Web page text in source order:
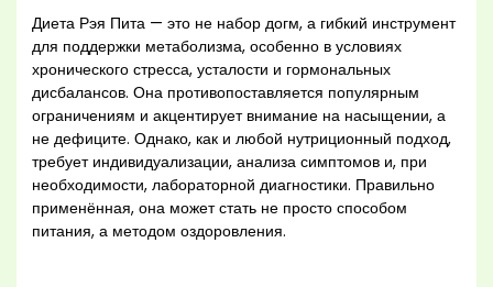
Диета Рэя Пита — это не набор догм, а гибкий инструмент
для поддержки метаболизма, особенно в условиях
хронического стресса, усталости и гормональных
дисбалансов. Она противопоставляется популярным
ограничениям и акцентирует внимание на насыщении, а
не дефиците. Однако, как и любой нутриционный подход,
требует индивидуализации, анализа симптомов и, при
необходимости, лабораторной диагностики. Правильно
применённая, она может стать не просто способом
питания, а методом оздоровления.